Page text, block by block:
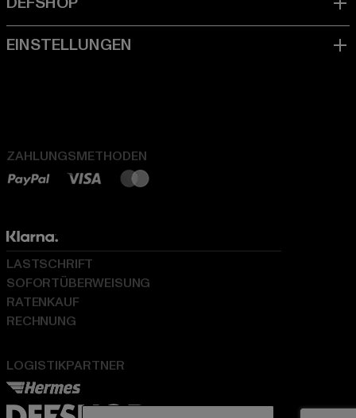
ZAHLUNGSMETHODEN
LOGISTIKPARTNER
LASTSCHRIFT
SOFORTÜBERWEISUNG
RATENKAUF
RECHNUNG